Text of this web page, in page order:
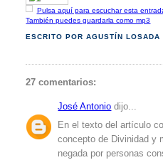
Pulsa aquí para escuchar esta
También puedes guardarla como mp3
ESCRITO PORAGUSTÍN LOSADA
27 comentarios:
José Antonio dijo...
En el texto del artículo
concepto de Divinidad y
negada por personas